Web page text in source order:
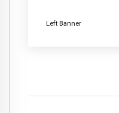
Left Banner